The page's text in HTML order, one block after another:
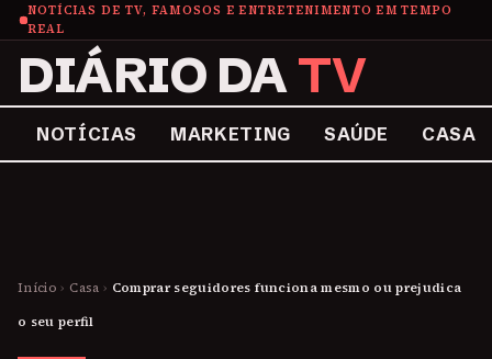
NOTÍCIAS DE TV, FAMOSOS E ENTRETENIMENTO EM TEMPO
REAL
DIÁRIO DATV
NOTÍCIAS MARKETING SAÚDE CASA
Início › Casa › Comprar seguidores funciona mesmo ou prejudica
o seu perfil